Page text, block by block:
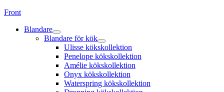
Front
Blandare
Blandare för kök
Ulisse kökskollektion
Penelope kökskollektion
Amélie kökskollektion
Onyx kökskollektion
Waterspring kökskollektion